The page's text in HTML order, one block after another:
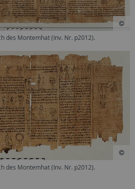
des Montemhat (Inv. Nr. p2012).
des Montemhat (Inv. Nr. p2012).